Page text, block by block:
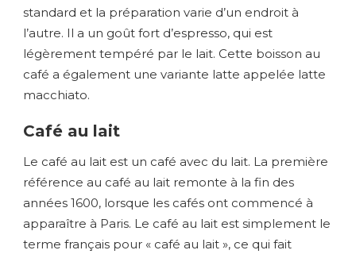
standard et la préparation varie d’un endroit à
l’autre. Il a un goût fort d’espresso, qui est
légèrement tempéré par le lait. Cette boisson au
café a également une variante latte appelée latte
macchiato.
Café au lait
Le café au lait est un café avec du lait. La première
référence au café au lait remonte à la fin des
années 1600, lorsque les cafés ont commencé à
apparaître à Paris. Le café au lait est simplement le
terme français pour « café au lait », ce qui fait